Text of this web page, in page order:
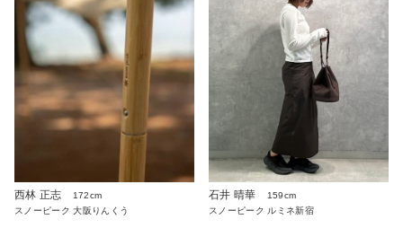
西林 正志
172cm
スノーピーク 大阪りんくう
石井 晴華
159cm
スノーピーク ルミネ新宿